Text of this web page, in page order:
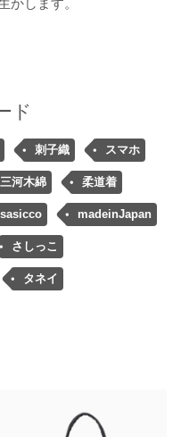
かします。
ド
刺子織 スマホ
三河木綿 柔道着
sasicco madeinJapan
さしっこ
タネイ